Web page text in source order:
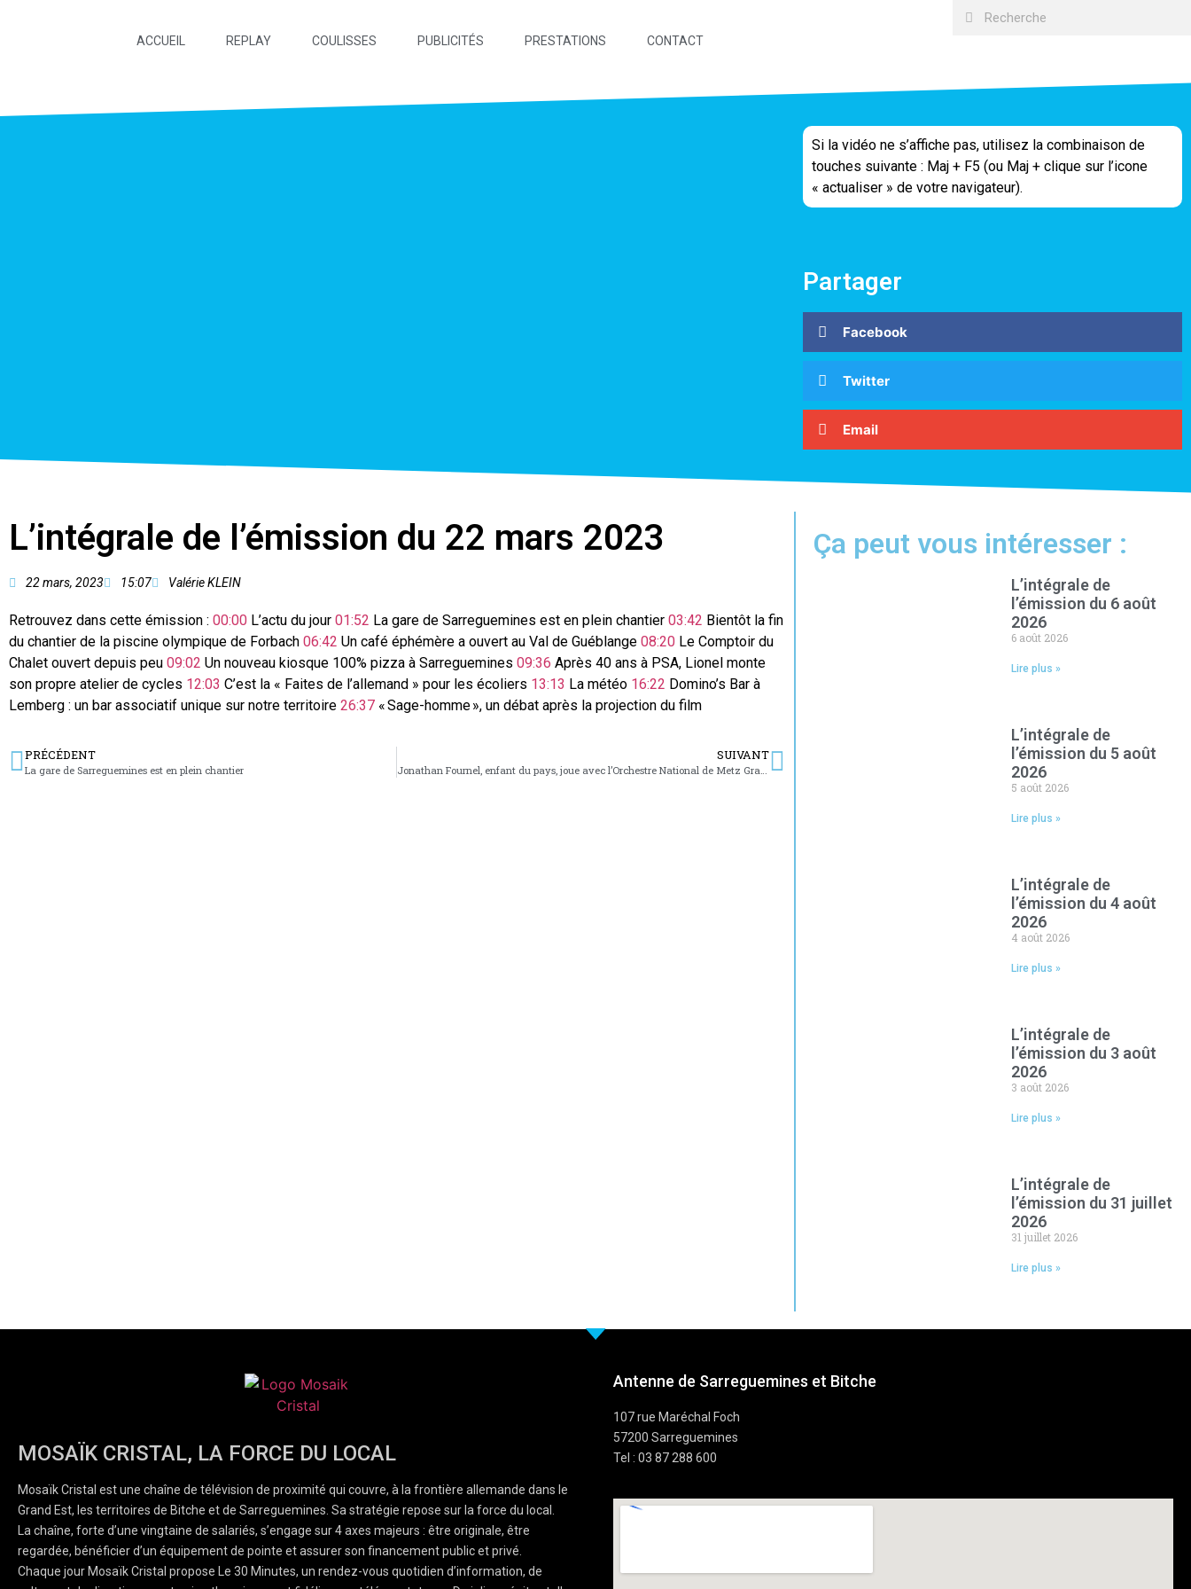
ACCUEIL REPLAY COULISSES PUBLICITÉS PRESTATIONS CONTACT
Si la vidéo ne s’affiche pas, utilisez la combinaison de
touches suivante : Maj + F5 (ou Maj + clique sur l’icone
« actualiser » de votre navigateur).
Partager
Facebook
Twitter
Email
L’intégrale de l’émission du 22 mars 2023
22 mars, 2023 15:07 Valérie KLEIN
Retrouvez dans cette émission : 00:00 L’actu du jour 01:52 La gare de Sarreguemines est en plein chantier 03:42 Bientôt la fin
du chantier de la piscine olympique de Forbach 06:42 Un café éphémère a ouvert au Val de Guéblange 08:20 Le Comptoir du
Chalet ouvert depuis peu 09:02 Un nouveau kiosque 100% pizza à Sarreguemines 09:36 Après 40 ans à PSA, Lionel monte
son propre atelier de cycles 12:03 C’est la « Faites de l’allemand » pour les écoliers 13:13 La météo 16:22 Domino’s Bar à
Lemberg : un bar associatif unique sur notre territoire 26:37 « Sage-homme », un débat après la projection du film
PRÉCÉDENT
La gare de Sarreguemines est en plein chantier
SUIVANT
Jonathan Fournel, enfant du pays, joue avec l’Orchestre National de Metz Grand Est
Ça peut vous intéresser :
L’intégrale de
l’émission du 6 août
2026
6 août 2026
Lire plus »
L’intégrale de
l’émission du 5 août
2026
5 août 2026
Lire plus »
L’intégrale de
l’émission du 4 août
2026
4 août 2026
Lire plus »
L’intégrale de
l’émission du 3 août
2026
3 août 2026
Lire plus »
L’intégrale de
l’émission du 31 juillet
2026
31 juillet 2026
Lire plus »
MOSAÏK CRISTAL, LA FORCE DU LOCAL
Mosaïk Cristal est une chaîne de télévision de proximité qui couvre, à la frontière allemande dans le
Grand Est, les territoires de Bitche et de Sarreguemines. Sa stratégie repose sur la force du local.
La chaîne, forte d’une vingtaine de salariés, s’engage sur 4 axes majeurs : être originale, être
regardée, bénéficier d’un équipement de pointe et assurer son financement public et privé.
Chaque jour Mosaïk Cristal propose Le 30 Minutes, un rendez-vous quotidien d’information, de
Antenne de Sarreguemines et Bitche
107 rue Maréchal Foch
57200 Sarreguemines
Tel : 03 87 288 600